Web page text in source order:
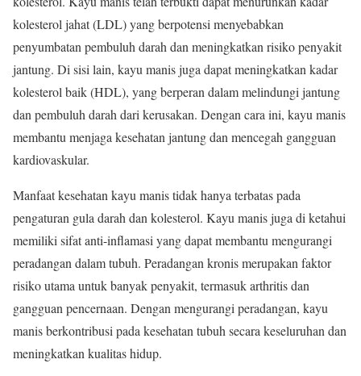
kolesterol jahat (LDL) yang berpotensi menyebabkan
penyumbatan pembuluh darah dan meningkatkan risiko penyakit
jantung. Di sisi lain, kayu manis juga dapat meningkatkan kadar
kolesterol baik (HDL), yang berperan dalam melindungi jantung
dan pembuluh darah dari kerusakan. Dengan cara ini, kayu manis
membantu menjaga kesehatan jantung dan mencegah gangguan
kardiovaskular.
Manfaat kesehatan kayu manis tidak hanya terbatas pada
pengaturan gula darah dan kolesterol. Kayu manis juga di ketahui
memiliki sifat anti-inflamasi yang dapat membantu mengurangi
peradangan dalam tubuh. Peradangan kronis merupakan faktor
risiko utama untuk banyak penyakit, termasuk arthritis dan
gangguan pencernaan. Dengan mengurangi peradangan, kayu
manis berkontribusi pada kesehatan tubuh secara keseluruhan dan
meningkatkan kualitas hidup.